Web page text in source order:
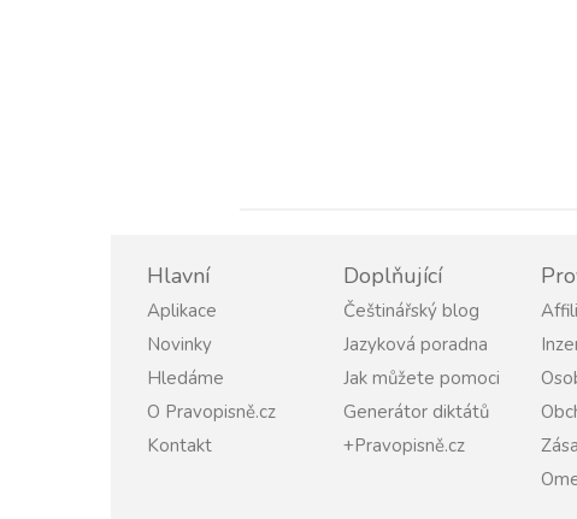
Hlavní
Aplikace
Novinky
Hledáme
O Pravopisně.cz
Kontakt
Doplňující
Češtinářský blog
Jazyková poradna
Jak můžete pomoci
Generátor diktátů
+Pravopisně.cz